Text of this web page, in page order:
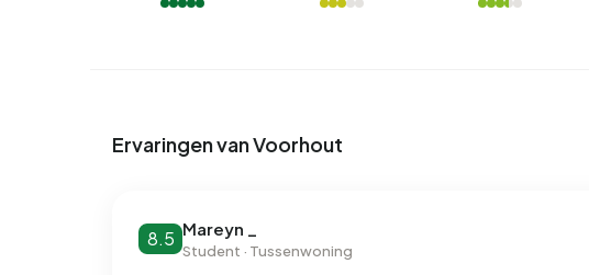
Ervaringen van Voorhout
8.5 Mareyn _
Student · Tussenwoning